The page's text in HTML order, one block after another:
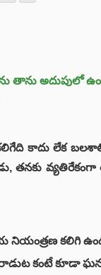
తాను అదుపులో
కాదు లేక
తనకు
కలిగి
కంటే కూడా